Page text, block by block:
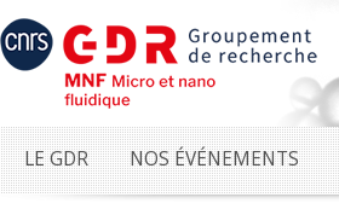
LE GDR NOS ÉVÉNEMENTS